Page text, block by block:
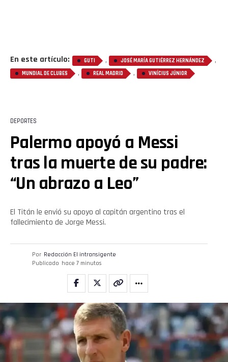
En este artículo: GUTI , JOSÉ MARÍA GUTIÉRREZ HERNÁNDEZ ,
MUNDIAL DE CLUBES , REAL MADRID , VINÍCIUS JÚNIOR
DEPORTES
Palermo apoyó a Messi
tras la muerte de su padre:
“Un abrazo a Leo”
El Titán le envió su apoyo al capitán argentino tras el
fallecimiento de Jorge Messi.
Por Redacción El intransigente
Publicado hace 7 minutos
Flipboard
Reddit
Pinterest
Email